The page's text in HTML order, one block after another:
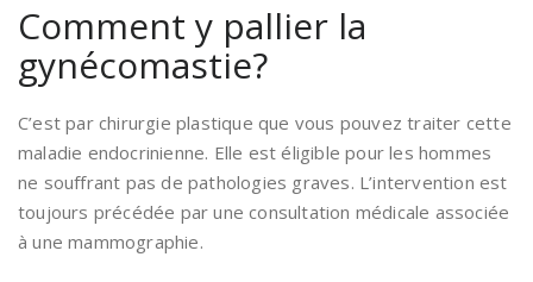
Comment y pallier la
gynécomastie?
C’est par chirurgie plastique que vous pouvez traiter cette
maladie endocrinienne. Elle est éligible pour les hommes
ne souffrant pas de pathologies graves. L’intervention est
toujours précédée par une consultation médicale associée
à une mammographie.